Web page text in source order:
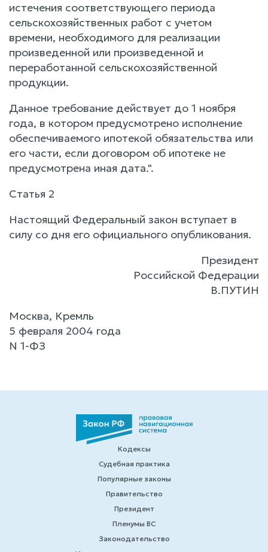
истечения соответствующего периода
сельскохозяйственных работ с учетом
времени, необходимого для реализации
произведенной или произведенной и
переработанной сельскохозяйственной
продукции.
Данное требование действует до 1 ноября
года, в котором предусмотрено исполнение
обеспечиваемого ипотекой обязательства или
его части, если договором об ипотеке не
предусмотрена иная дата.".
Статья 2
Настоящий Федеральный закон вступает в
силу со дня его официального опубликования.
Президент
Российской Федерации
В.ПУТИН
Москва, Кремль
5 февраля 2004 года
N 1-ФЗ
Кодексы
Судебная практика
Популярные законы
Правительство
Президент
Пленумы ВС
Законодательство